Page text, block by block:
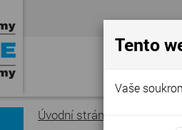
Úvodní stránka
Tento
Vaše